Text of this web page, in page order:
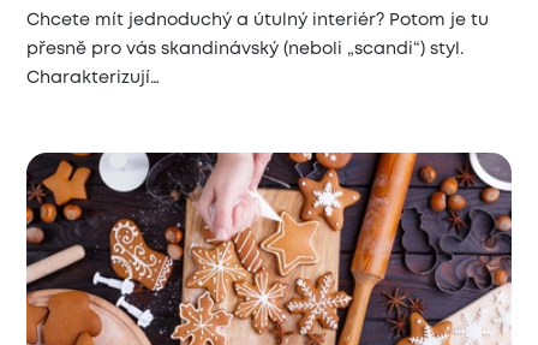
Chcete mít jednoduchý a útulný interiér? Potom je tu
přesně pro vás skandinávský (neboli „scandi“) styl.
Charakterizují…